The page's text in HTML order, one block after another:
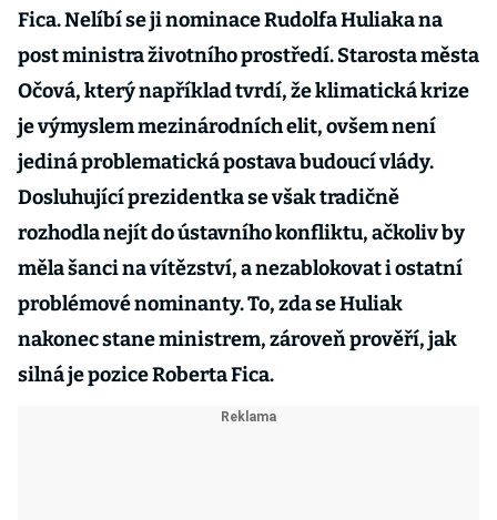
Fica. Nelíbí se ji nominace Rudolfa Huliaka na
post ministra životního prostředí. Starosta města
Očová, který například tvrdí, že klimatická krize
je výmyslem mezinárodních elit, ovšem není
jediná problematická postava budoucí vlády.
Dosluhující prezidentka se však tradičně
rozhodla nejít do ústavního konfliktu, ačkoliv by
měla šanci na vítězství, a nezablokovat i ostatní
problémové nominanty. To, zda se Huliak
nakonec stane ministrem, zároveň prověří, jak
silná je pozice Roberta Fica.